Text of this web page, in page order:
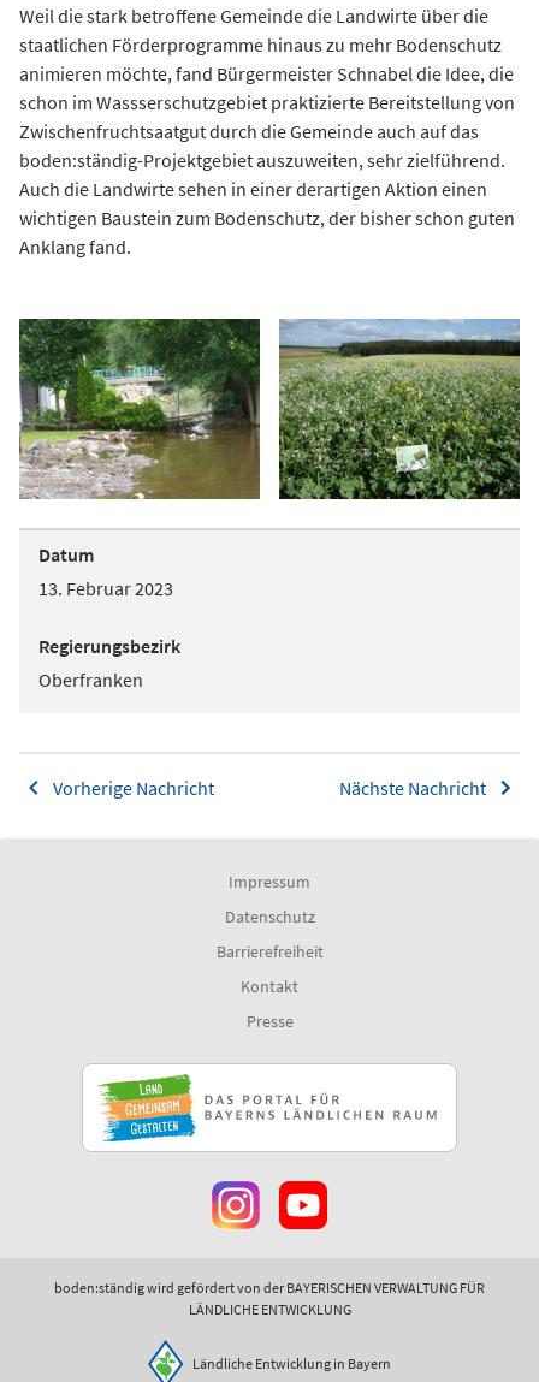
Weil die stark betroffene Gemeinde die Landwirte über die
staatlichen Förderprogramme hinaus zu mehr Bodenschutz
animieren möchte, fand Bürgermeister Schnabel die Idee, die
schon im Wassserschutzgebiet praktizierte Bereitstellung von
Zwischenfruchtsaatgut durch die Gemeinde auch auf das
boden:ständig-Projektgebiet auszuweiten, sehr zielführend.
Auch die Landwirte sehen in einer derartigen Aktion einen
wichtigen Baustein zum Bodenschutz, der bisher schon guten
Anklang fand.
Datum
13. Februar 2023
Regierungsbezirk
Oberfranken
Vorherige Nachricht Nächste Nachricht
Impressum
Datenschutz
Barrierefreiheit
Kontakt
Presse
boden:ständig wird gefördert von der BAYERISCHEN VERWALTUNG FÜR
LÄNDLICHE ENTWICKLUNG
Ländliche Entwicklung in Bayern